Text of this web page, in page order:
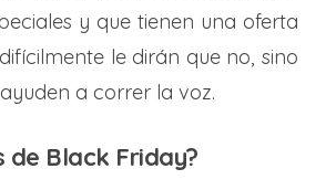
y que tienen una oferta
le dirán que no, sino
a correr la voz.
de Black Friday?